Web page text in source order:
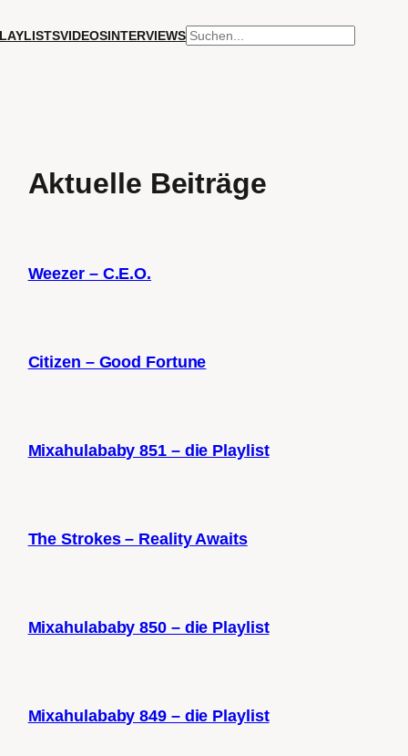
VIDEOSINTERVIEWSSUCHEN
Aktuelle Beiträge
Weezer – C.E.O.
Citizen – Good Fortune
Mixahulababy 851 – die Playlist
The Strokes – Reality Awaits
Mixahulababy 850 – die Playlist
Mixahulababy 849 – die Playlist